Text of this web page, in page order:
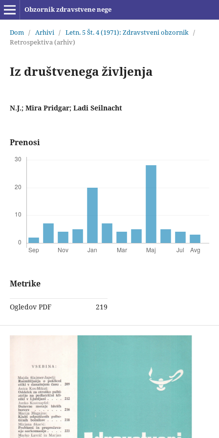
Obzornik zdravstvene nege
Dom / Arhivi / Letn. 5 Št. 4 (1971): Zdravstveni obzornik /
Retrospektiva (arhiv)
Iz društvenega življenja
N.J.; Mira Pridgar; Ladi Seilnacht
Prenosi
Metrike
Ogledov PDF 219